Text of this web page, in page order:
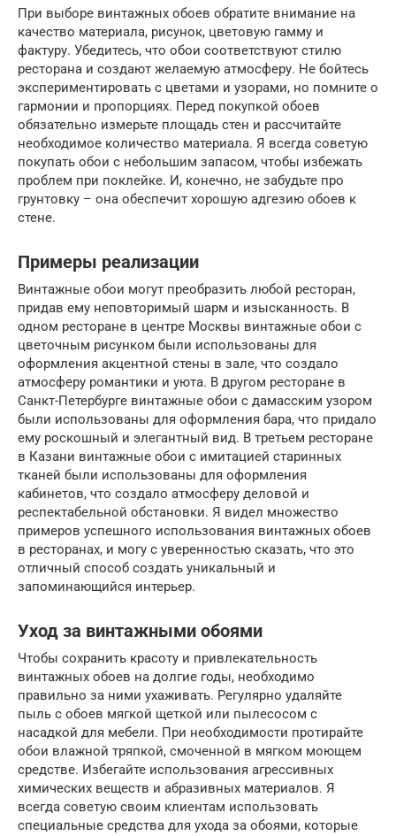
При выборе винтажных обоев обратите внимание на
качество материала, рисунок, цветовую гамму и
фактуру. Убедитесь, что обои соответствуют стилю
ресторана и создают желаемую атмосферу. Не бойтесь
экспериментировать с цветами и узорами, но помните о
гармонии и пропорциях. Перед покупкой обоев
обязательно измерьте площадь стен и рассчитайте
необходимое количество материала. Я всегда советую
покупать обои с небольшим запасом, чтобы избежать
проблем при поклейке. И, конечно, не забудьте про
грунтовку – она обеспечит хорошую адгезию обоев к
стене.
Примеры реализации
Винтажные обои могут преобразить любой ресторан,
придав ему неповторимый шарм и изысканность. В
одном ресторане в центре Москвы винтажные обои с
цветочным рисунком были использованы для
оформления акцентной стены в зале, что создало
атмосферу романтики и уюта. В другом ресторане в
Санкт-Петербурге винтажные обои с дамасским узором
были использованы для оформления бара, что придало
ему роскошный и элегантный вид. В третьем ресторане
в Казани винтажные обои с имитацией старинных
тканей были использованы для оформления
кабинетов, что создало атмосферу деловой и
респектабельной обстановки. Я видел множество
примеров успешного использования винтажных обоев
в ресторанах, и могу с уверенностью сказать, что это
отличный способ создать уникальный и
запоминающийся интерьер.
Уход за винтажными обоями
Чтобы сохранить красоту и привлекательность
винтажных обоев на долгие годы, необходимо
правильно за ними ухаживать. Регулярно удаляйте
пыль с обоев мягкой щеткой или пылесосом с
насадкой для мебели. При необходимости протирайте
обои влажной тряпкой, смоченной в мягком моющем
средстве. Избегайте использования агрессивных
химических веществ и абразивных материалов. Я
всегда советую своим клиентам использовать
специальные средства для ухода за обоями, которые